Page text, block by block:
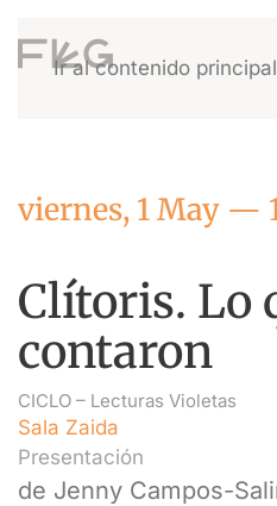
Ir al contenido principal
viernes, 1 May —
Clítoris. Lo
contaron
CICLO – Lecturas Violetas
Sala Zaida
Presentación
de Jenny Campos-